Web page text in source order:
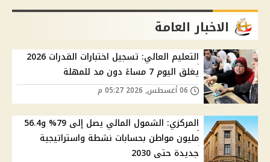
الاخبار العامة
التعليم العالي: تسجيل اختبارات القدرات 2026
يغلق اليوم 7 مساءً دون مد للمهلة
المركزي: الشمول المالي يصل إلى 79% و56.4
مليون مواطن بحسابات نشطة واستراتيجية
جديدة حتى 2030